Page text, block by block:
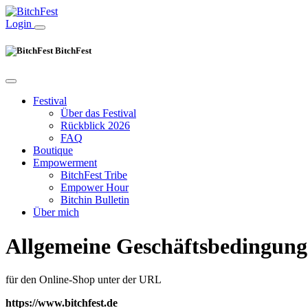
Login
BitchFest
Festival
Über das Festival
Rückblick 2026
FAQ
Boutique
Empowerment
BitchFest Tribe
Empower Hour
Bitchin Bulletin
Über mich
Allgemeine
für den Online-Shop unter der URL
https://www.bitchfest.de